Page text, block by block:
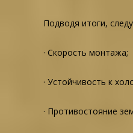
Подводя итоги,
· Скорость монтажа;
· Устойчивость к
· Противостояние